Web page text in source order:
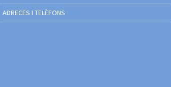
ADRECES I TELÈFONS